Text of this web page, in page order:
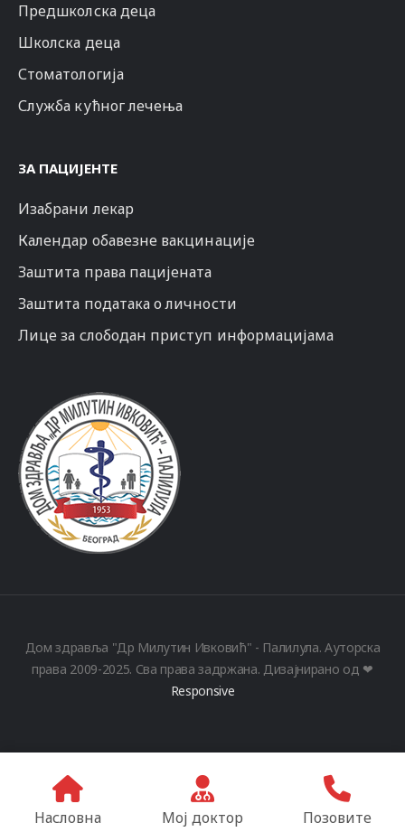
Предшколска деца
Школска деца
Стоматологија
Служба кућног лечења
ЗА ПАЦИЈЕНТЕ
Изабрани лекар
Календар обавезне вакцинације
Заштита права пацијената
Заштита података о личности
Лице за слободан приступ информацијама
Дом здравља "Др Милутин Ивковић" - Палилула. Ауторска
права 2009-2025. Сва права задржана. Дизајнирано од ❤
Responsive
Насловна Мој доктор Позовите